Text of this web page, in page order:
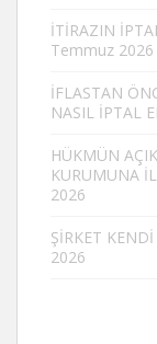
İTİRAZIN
Temmuz 2026
İFLASTAN
NASIL İPTAL
HÜKMÜN
KURUMUNA
2026
ŞİRKET
2026